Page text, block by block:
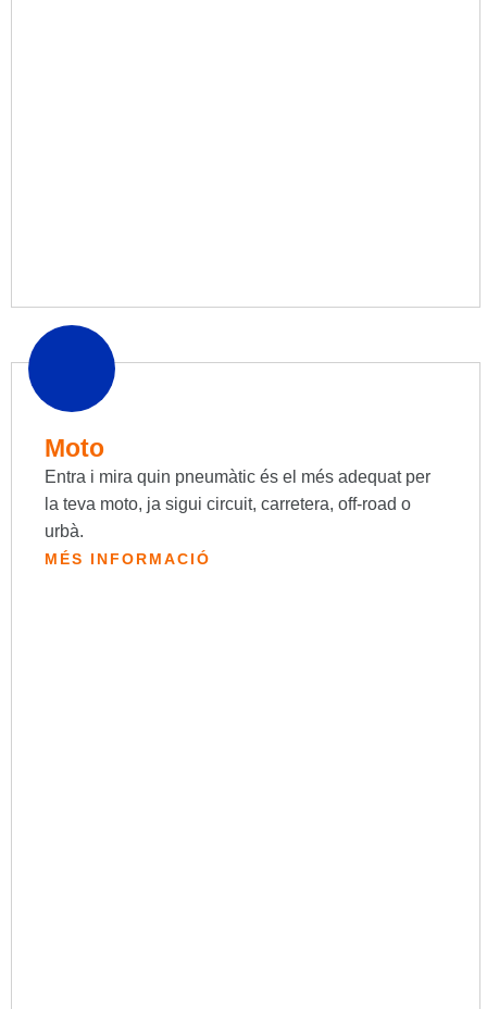
Moto
Entra i mira quin pneumàtic és el més adequat per
la teva moto, ja sigui circuit, carretera, off-road o
urbà.
MÉS INFORMACIÓ